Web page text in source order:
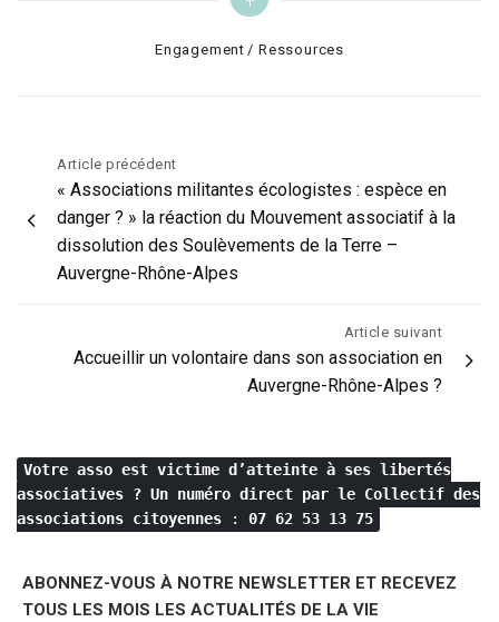
Categories
Engagement Ressources
Navigation
l’article
Article précédent
« Associations militantes écologistes : espèce en
danger ? » la réaction du Mouvement associatif à la
dissolution des Soulèvements de la Terre –
Auvergne-Rhône-Alpes
Article suivant
Accueillir un volontaire dans son association en
Auvergne-Rhône-Alpes ?
Votre asso est victime d’atteinte à ses libertés
associatives ? Un numéro direct par le Collectif des
associations citoyennes : 07 62 53 13 75
ABONNEZ-VOUS À NOTRE NEWSLETTER ET RECEVEZ
TOUS LES MOIS LES ACTUALITÉS DE LA VIE